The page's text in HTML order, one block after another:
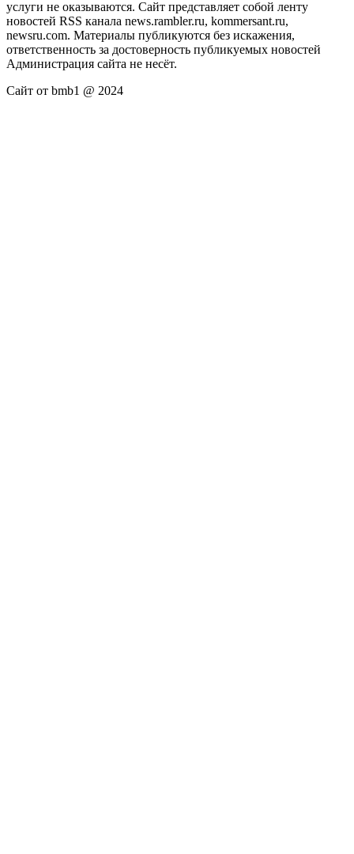
услуги не оказываются. Сайт представляет собой ленту
новостей RSS канала news.rambler.ru, kommersant.ru,
newsru.com. Материалы публикуются без искажения,
ответственность за достоверность публикуемых новостей
Администрация сайта не несёт.
Сайт от bmb1 @ 2024